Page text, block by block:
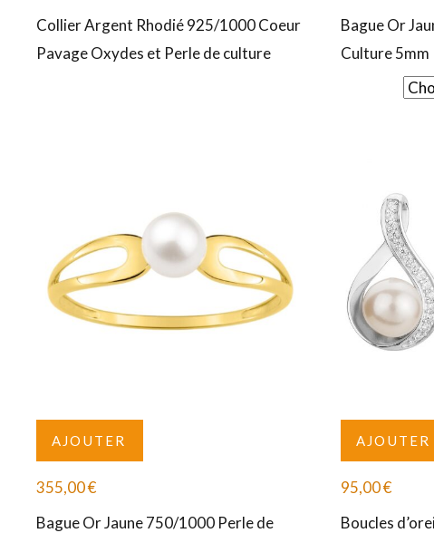
Collier Argent Rhodié 925/1000 Coeur
Pavage Oxydes et Perle de culture
Bague Or
Culture 5mm
AJOUTER
355,00€
Bague Or Jaune 750/1000 Perle de
AJOUTER
95,00€
Boucles